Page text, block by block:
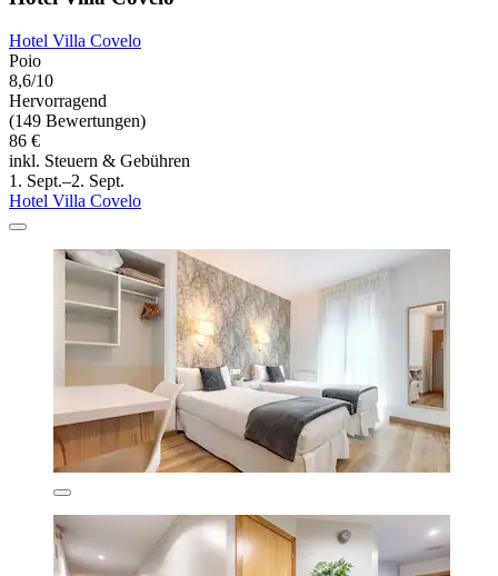
Hotel Villa Covelo
Poio
8,6/10
Hervorragend
(149 Bewertungen)
86 €
inkl. Steuern & Gebühren
1. Sept.–2. Sept.
Hotel Villa Covelo